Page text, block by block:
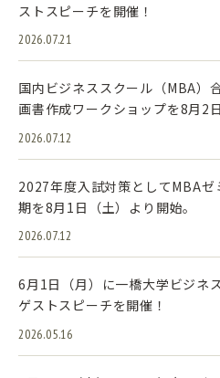
ストスピーチを開催！
2026.07.21
国内ビジネススクール（MBA）
画書作成ワークショップを8月2
2026.07.12
2027年度入試対策としてMBAゼ
期を8月1日（土）より開始。
2026.07.12
6月1日（月）に一橋大学ビジネ
ゲストスピーチを開催！
2026.05.16